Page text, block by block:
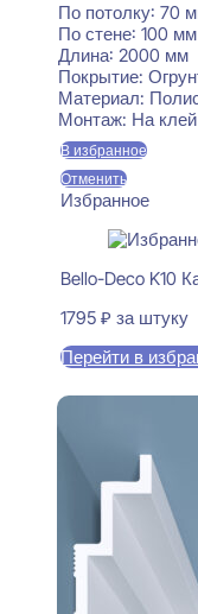
По потолку: 70
По стене: 100 мм
Длина: 2000 мм
Покрытие:
Материал:
Монтаж: На клей
В избранное
Отменить
Избранное
Bello-Deco K10
1795 ₽ за штуку
Перейти в